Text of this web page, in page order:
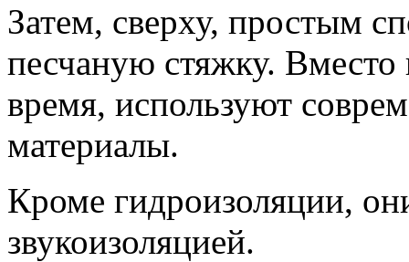
Затем, сверху, простым
песчаную стяжку. Вместо
время, используют
материалы.
Кроме гидроизоляции,
звукоизоляцией.